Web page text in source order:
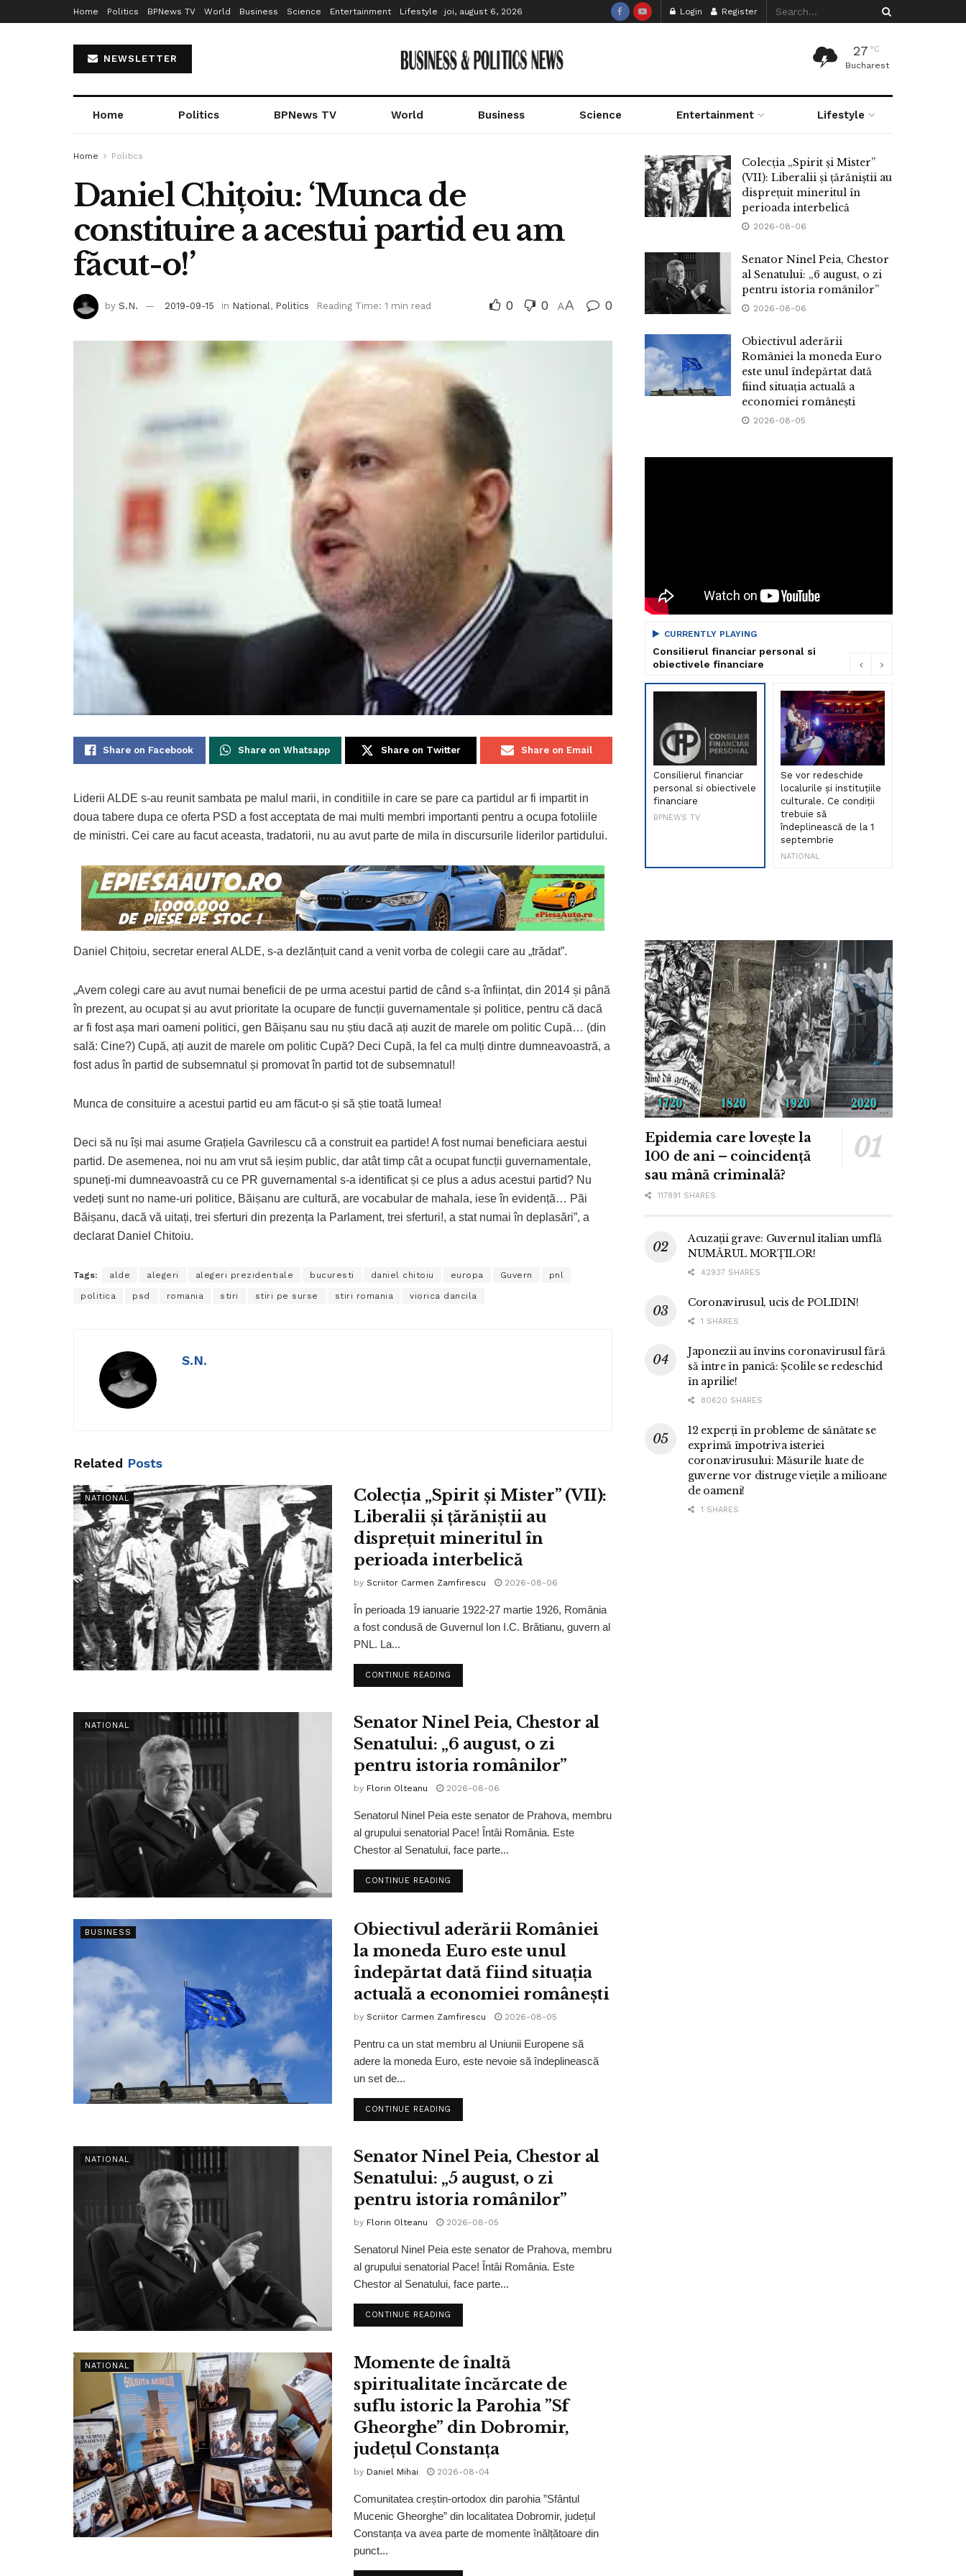
Home Politics BPNews TV World Business Science Entertainment Lifestyle joi, august 6, 2026 Login Register
NEWSLETTER
27 °C
Bucharest
Home Politics BPNews TV World Business Science Entertainment Lifestyle
Home Politics
Daniel Chițoiu: ‘Munca de
constituire a acestui partid eu am
făcut-o!’
by S.N. 2019-09-15 in National , Politics Reading Time: 1 min read 0 0 AA 0
Share on Facebook Share on Whatsapp Share on Twitter Share on Email
Liderii ALDE s-au reunit sambata pe malul marii, in conditiile in care se pare ca partidul ar fi impartit in
doua tabere dupa ce oferta PSD a fost acceptata de mai multi membri importanti pentru a ocupa fotoliile
de ministri. Cei care au facut aceasta, tradatorii, nu au avut parte de mila in discursurile liderilor partidului.
Daniel Chițoiu, secretar eneral ALDE, s-a dezlănțuit cand a venit vorba de colegii care au „trădat”.
„Avem colegi care au avut numai beneficii de pe urma acestui partid de când s-a înființat, din 2014 și până
în prezent, au ocupat și au avut prioritate la ocupare de funcții guvernamentale și politice, pentru că dacă
ar fi fost așa mari oameni politici, gen Băișanu sau nu știu dacă ați auzit de marele om politic Cupă… (din
sală: Cine?) Cupă, ați auzit de marele om politic Cupă? Deci Cupă, la fel ca mulți dintre dumneavoastră, a
fost adus în partid de subsemnatul și promovat în partid tot de subsemnatul!
Munca de consituire a acestui partid eu am făcut-o și să știe toată lumea!
Deci să nu își mai asume Grațiela Gavrilescu că a construit ea partide! A fost numai beneficiara aestui
partid. De asemenea, noi nu am vrut să ieșim public, dar atât timp cât a ocupat funcții guvernamentale,
spuneți-mi dumneavoastră cu ce PR guvernamental s-a identificat și ce plus a adus acestui partid? Nu
vedeți sunt no name-uri politice, Băișanu are cultură, are vocabular de mahala, iese în evidență… Păi
Băișanu, dacă vă uitați, trei sferturi din prezența la Parlament, trei sferturi!, a stat numai în deplasări”, a
declarat Daniel Chitoiu.
Tags: alde alegeri alegeri prezidentiale bucuresti daniel chitoiu europa Guvern pnl
politica psd romania stiri stiri pe surse stiri romania viorica dancila
S.N.
Related Posts
NATIONAL
Colecția „Spirit și Mister” (VII):
Liberalii și țărăniștii au
disprețuit mineritul în
perioada interbelică
by Scriitor Carmen Zamfirescu 2026-08-06
În perioada 19 ianuarie 1922-27 martie 1926, România
a fost condusă de Guvernul Ion I.C. Brătianu, guvern al
PNL. La...
CONTINUE READING
NATIONAL
Senator Ninel Peia, Chestor al
Senatului: „6 august, o zi
pentru istoria românilor”
by Florin Olteanu 2026-08-06
Senatorul Ninel Peia este senator de Prahova, membru
al grupului senatorial Pace! Întâi România. Este
Chestor al Senatului, face parte...
CONTINUE READING
BUSINESS
Obiectivul aderării României
la moneda Euro este unul
îndepărtat dată fiind situația
actuală a economiei românești
by Scriitor Carmen Zamfirescu 2026-08-05
Pentru ca un stat membru al Uniunii Europene să
adere la moneda Euro, este nevoie să îndeplinească
un set de...
CONTINUE READING
NATIONAL
Senator Ninel Peia, Chestor al
Senatului: „5 august, o zi
pentru istoria românilor”
by Florin Olteanu 2026-08-05
Senatorul Ninel Peia este senator de Prahova, membru
al grupului senatorial Pace! Întâi România. Este
Chestor al Senatului, face parte...
CONTINUE READING
NATIONAL
Momente de înaltă
spiritualitate încărcate de
suflu istoric la Parohia ”Sf
Gheorghe” din Dobromir,
județul Constanța
by Daniel Mihai 2026-08-04
Comunitatea creștin-ortodox din parohia ”Sfântul
Mucenic Gheorghe” din localitatea Dobromir, județul
Constanța va avea parte de momente înălțătoare din
punct...
Colecția „Spirit și Mister”
(VII): Liberalii și țărăniștii au
disprețuit mineritul în
perioada interbelică
2026-08-06
Senator Ninel Peia, Chestor
al Senatului: „6 august, o zi
pentru istoria românilor”
2026-08-06
Obiectivul aderării
României la moneda Euro
este unul îndepărtat dată
fiind situația actuală a
economiei românești
2026-08-05
CURRENTLY PLAYING
Consilierul financiar personal si
obiectivele financiare
Consilierul financiar
personal si obiectivele
financiare
BPNEWS TV
Se vor redeschide
localurile și instituțiile
culturale. Ce condiții
trebuie să
îndeplinească de la 1
septembrie
NATIONAL
Epidemia care lovește la
100 de ani – coincidență
sau mână criminală?
117891 SHARES
Acuzații grave: Guvernul italian umflă
NUMĂRUL MORȚILOR!
42937 SHARES
Coronavirusul, ucis de POLIDIN!
1 SHARES
Japonezii au învins coronavirusul fără
să intre în panică: Școlile se redeschid
în aprilie!
80620 SHARES
12 experți în probleme de sănătate se
exprimă împotriva isteriei
coronavirusului: Măsurile luate de
guverne vor distruge viețile a milioane
de oameni!
1 SHARES